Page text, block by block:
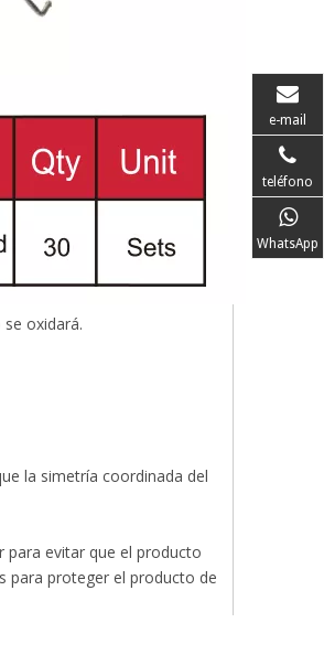
oxidará.
la simetría coordinada del
para evitar que el producto
para proteger el producto de
e-mail
teléfono
WhatsApp